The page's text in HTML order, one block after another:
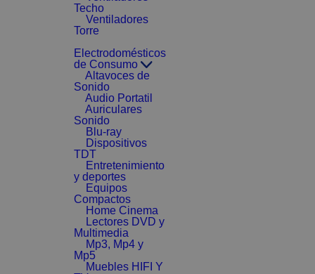
Techo
Ventiladores
Torre
Electrodomésticos
de Consumo
Altavoces de
Sonido
Audio Portatil
Auriculares
Sonido
Blu-ray
Dispositivos
TDT
Entretenimiento
y deportes
Equipos
Compactos
Home Cinema
Lectores DVD y
Multimedia
Mp3, Mp4 y
Mp5
Muebles HIFI Y